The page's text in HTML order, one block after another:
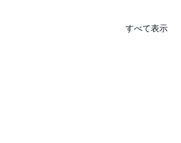
すべて表示